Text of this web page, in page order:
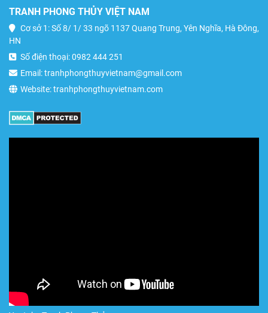
TRANH PHONG THỦY VIỆT NAM
Cơ sở 1: Số 8/ 1/ 33 ngõ 1137 Quang Trung, Yên Nghĩa, Hà Đông,
HN
Số điện thoại: 0982 444 251
Email: tranhphongthuyvietnam@gmail.com
Website: tranhphongthuyvietnam.com